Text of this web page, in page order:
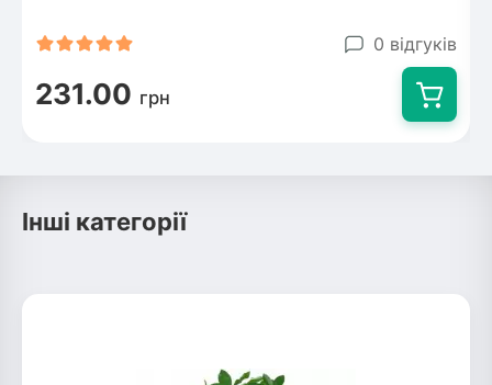
0 відгуків
231.00 грн
Інші категорії